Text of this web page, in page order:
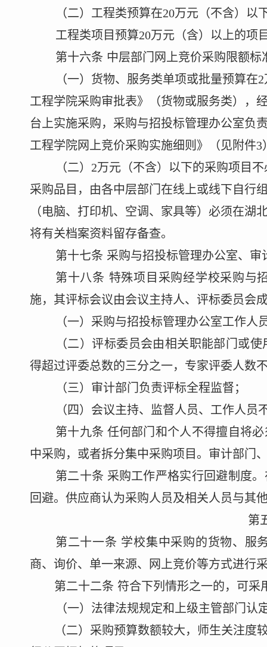
（二）工程类预算在20万元（不含）以
工程类项目预算20万元（含）以上的项
第十六条 中层部门网上竞价采购限额标
（一）货物、服务类单项或批量预算在2
工程学院采购审批表》（货物或服务类），
台上实施采购， 采购与招投标管理办公室负
工程学院网上竞价采购实施细则》
（见附件3
（二） 2万元 （不含）以下的采购项目 不
采购品 目，由各中层部门 在线上或线下 自行
（电脑、打印机、空调、家具等）必须在湖
将有关档案资料留存备查。
第十七条 采购与招投标管理办公室、审
第十八条 特殊项目采购经学校采购与
施，其评标会议由会议主持人、评标委员会
（一） 采购与招投标管理办公室工作人
（二）评标委员会由相关职能部门或
得超过评委总数的三分之一，专家评委人数
（三）审计部门负责评标全程监督；
（四）会议主持、监督人员、工作人员
第十九条 任何部门和个人不得擅自将
中采购，或者拆分集中采购项目。 审计部门
第二十条 采购工作严格实行回避制度
回避。供应商认为采购人员及相关人员与其
第
第二十一条 学校集中采购的货物、服
商、询价、单一来源、网上竞价等方式进行
第二十二条 符合下列情形之一的，可采
（一）法律法规规定和上级主管部门认
（二）采购预算数额较大，师生关注度